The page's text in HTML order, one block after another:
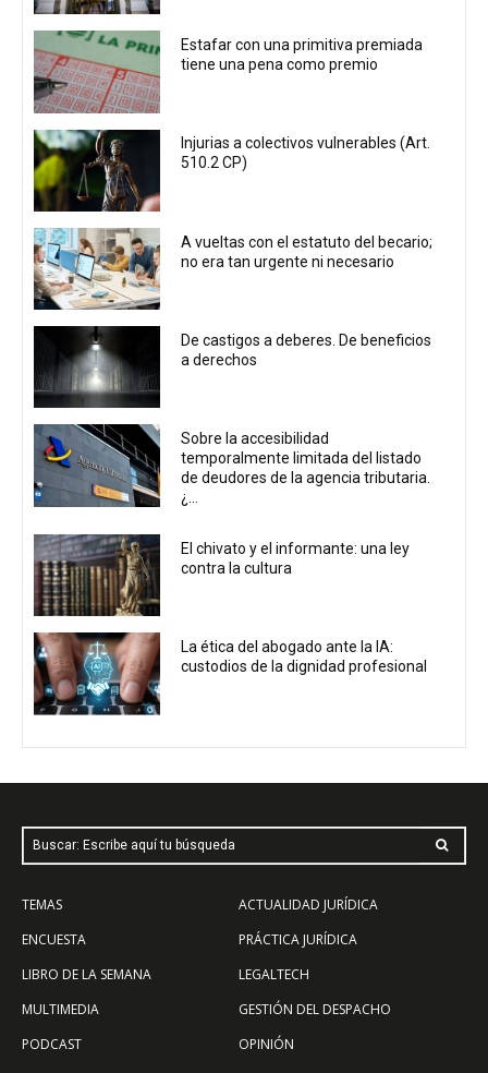
Estafar con una primitiva premiada
tiene una pena como premio
Injurias a colectivos vulnerables (Art.
510.2 CP)
A vueltas con el estatuto del becario;
no era tan urgente ni necesario
De castigos a deberes. De beneficios
a derechos
Sobre la accesibilidad
temporalmente limitada del listado
de deudores de la agencia tributaria.
¿...
El chivato y el informante: una ley
contra la cultura
La ética del abogado ante la IA:
custodios de la dignidad profesional
Buscar: Escribe aquí tu búsqueda
TEMAS
ENCUESTA
LIBRO DE LA SEMANA
MULTIMEDIA
PODCAST
ACTUALIDAD JURÍDICA
PRÁCTICA JURÍDICA
LEGALTECH
GESTIÓN DEL DESPACHO
OPINIÓN